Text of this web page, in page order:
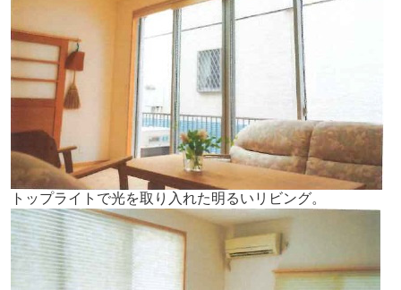
トップライトで光を取り入れた明るいリビング。